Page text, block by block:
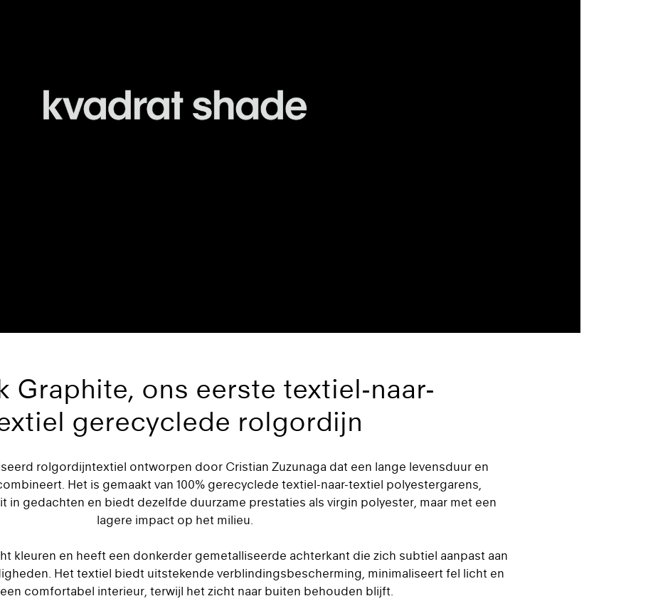
Graphite, ons eerste textiel-naar-
gerecyclede rolgordijn
rolgordijntextiel ontworpen door Cristian Zuzunaga dat een lange levensduur en
Het is gemaakt van 100% gerecyclede textiel-naar-textiel polyestergarens,
in gedachten en biedt dezelfde duurzame prestaties als virgin polyester, maar met een
lagere impact op het milieu.
kleuren en heeft een donkerder gemetalliseerde achterkant die zich subtiel aanpast aan
Het textiel biedt uitstekende verblindingsbescherming, minimaliseert fel licht en
comfortabel interieur, terwijl het zicht naar buiten behouden blijft.